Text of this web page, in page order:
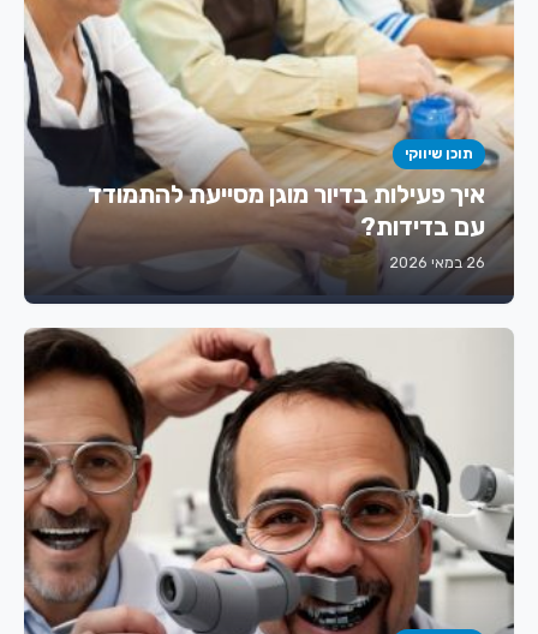
תוכן שיווקי
איך פעילות בדיור מוגן מסייעת להתמודד
עם בדידות?
26 במאי 2026